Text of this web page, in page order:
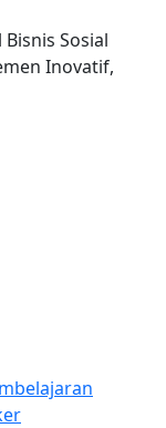
Sosial
Inovatif,